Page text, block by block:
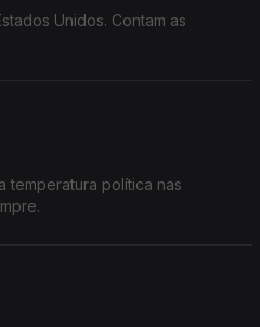
Unidos. Contam as
temperatura política nas